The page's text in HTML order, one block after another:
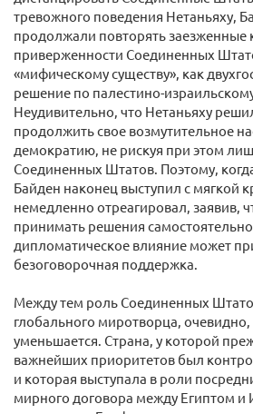
тревожного поведения Нетаньяху,
продолжали повторять
приверженности Соединенных
«мифическому существу», как
решение по палестино-
Неудивительно, что Нетаньяху
продолжить свое возмутительное
демократию, не рискуя при этом
Соединенных Штатов. Поэтому,
Байден наконец выступил с мягкой
немедленно отреагировал, заявив,
принимать решения
дипломатическое влияние может
безоговорочная поддержка.
Между тем роль Соединенных
глобального миротворца,
уменьшается. Страна, у которой
важнейших приоритетов был
и которая выступала в роли
мирного договора между Египтом и